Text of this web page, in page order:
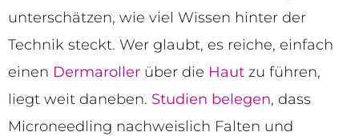
unterschätzen, wie viel Wissen hinter der
Technik steckt. Wer glaubt, es reiche, einfach
einen Dermaroller über die Haut zu führen,
liegt weit daneben. Studien belegen, dass
Microneedling nachweislich Falten und